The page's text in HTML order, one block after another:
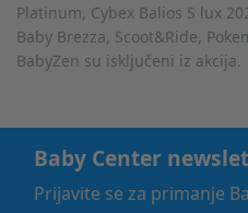
Platinum, Cybex Balios S lux
Baby Brezza, Scoot&Ride,
BabyZen su isključeni iz akcija.
Baby Center
Prijavite se za primanje